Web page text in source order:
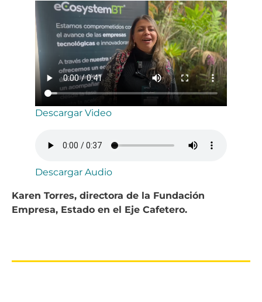
Descargar Video
Descargar Audio
Karen Torres, directora de la Fundación
Empresa, Estado en el Eje Cafetero.